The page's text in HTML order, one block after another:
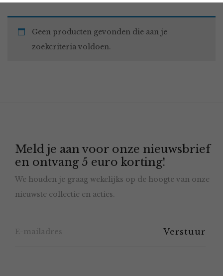
Geen producten gevonden die aan je
zoekcriteria voldoen.
Meld je aan voor onze nieuwsbrief
en ontvang 5 euro korting!
We houden je graag wekelijks op de hoogte van onze
nieuwste collectie en acties.